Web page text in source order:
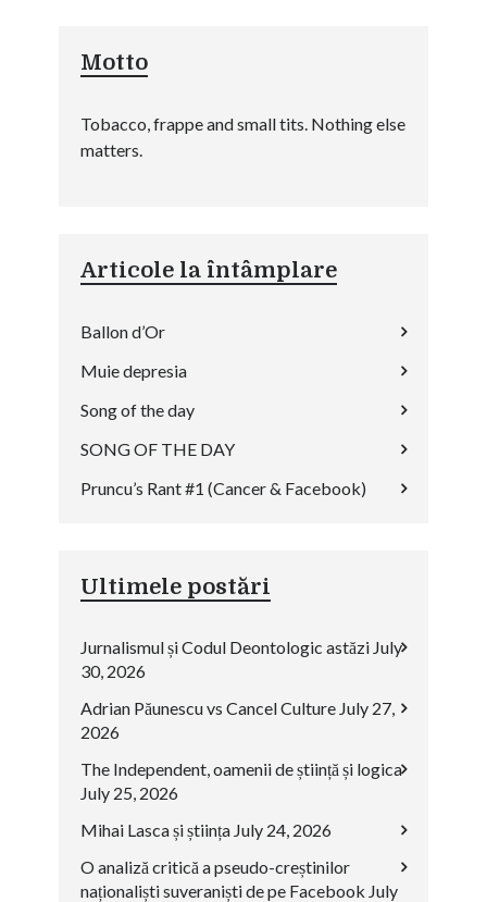
Motto
Tobacco, frappe and small tits. Nothing else
matters.
Articole la întâmplare
Ballon d’Or
Muie depresia
Song of the day
SONG OF THE DAY
Pruncu’s Rant #1 (Cancer & Facebook)
Ultimele postări
Jurnalismul și Codul Deontologic astăzi July
30, 2026
Adrian Păunescu vs Cancel Culture July 27,
2026
The Independent, oamenii de știință și logica
July 25, 2026
Mihai Lasca și știința July 24, 2026
O analiză critică a pseudo-creștinilor
naționaliști suveraniști de pe Facebook July